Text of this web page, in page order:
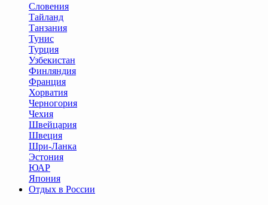
Словения
Тайланд
Танзания
Тунис
Турция
Узбекистан
Финляндия
Франция
Хорватия
Черногория
Чехия
Швейцария
Швеция
Шри-Ланка
Эстония
ЮАР
Япония
Отдых в России